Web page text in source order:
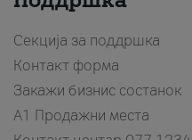
Секција за поддршка
Контакт форма
Закажи бизнис состанок
A1 Продажни места